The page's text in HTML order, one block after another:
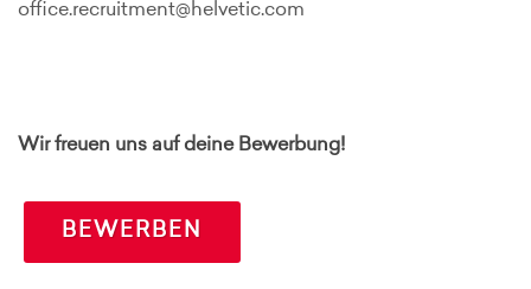
office.recruitment@helvetic.com
Wir freuen uns auf deine Bewerbung!
BEWERBEN